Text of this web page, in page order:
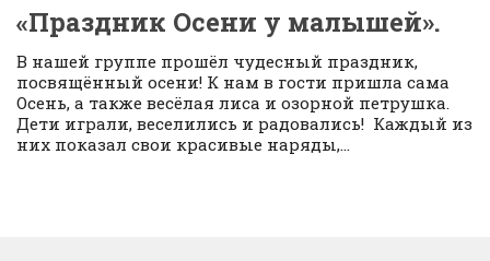
«Праздник Осени у малышей».
В нашей группе прошёл чудесный праздник,
посвящённый осени! К нам в гости пришла сама
Осень, а также весёлая лиса и озорной петрушка.
Дети играли, веселились и радовались! Каждый из
них показал свои красивые наряды,...